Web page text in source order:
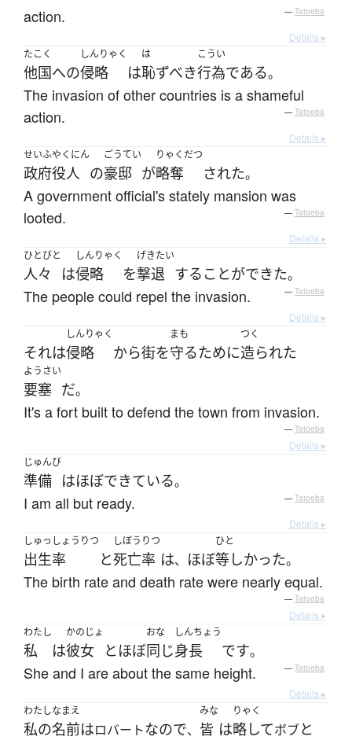
action.
— Tatoeba
Details ▸
たこく
他国への
しんりゃく
侵略 は
は
恥ずべき
こうい
行為である。
The invasion of other countries is a shameful
action.
— Tatoeba
Details ▸
せいふ
政府
やくにん
役人 の
ごうてい
豪邸 が
りゃくだつ
略奪 された。
A government official's stately mansion was
looted.
— Tatoeba
Details ▸
ひとびと
人々 は
しんりゃく
侵略 を
げきたい
撃退 する ことができた。
The people could repel the invasion. — Tatoeba
Details ▸
それは
しんりゃく
侵略 から街を
まも
守るために
つく
造られた
ようさい
要塞 だ。
It's a fort built to defend the town from invasion.
— Tatoeba
Details ▸
じゅんび
準備 はほぼできている。
I am all but ready. — Tatoeba
Details ▸
しゅっしょうりつ
出生率 と
しぼうりつ
死亡率 は、 ほぼ
ひと
等しかった。
The birth rate and death rate were nearly equal.
— Tatoeba
Details ▸
わたし
私 は
かのじょ
彼女 とほぼ
おな
同じ
しんちょう
身長 です。
She and I are about the same height. — Tatoeba
Details ▸
わたし
私の
なまえ
名前はロバートなので、
みな
皆 は
りゃく
略してボブと